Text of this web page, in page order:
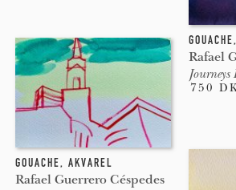
GOUACHE,
Rafael
750
GOUACHE, AKVAREL
Rafael Guerrero Céspedes